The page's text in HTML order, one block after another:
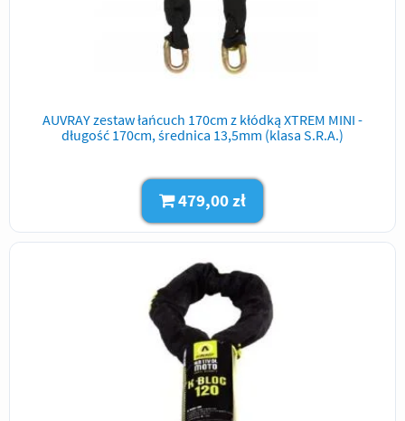
AUVRAY zestaw łańcuch 170cm z kłódką XTREM MINI -
długość 170cm, średnica 13,5mm (klasa S.R.A.)
479,00 zł